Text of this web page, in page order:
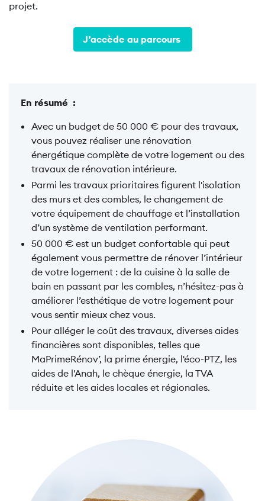
projet.
J’accède au parcours
En résumé :
Avec un budget de 50 000 € pour des travaux,
vous pouvez réaliser une rénovation
énergétique complète de votre logement ou des
travaux de rénovation intérieure.
Parmi les travaux prioritaires figurent l'isolation
des murs et des combles, le changement de
votre équipement de chauffage et l’installation
d’un système de ventilation performant.
50 000 € est un budget confortable qui peut
également vous permettre de rénover l’intérieur
de votre logement : de la cuisine à la salle de
bain en passant par les combles, n’hésitez-pas à
améliorer l’esthétique de votre logement pour
vous sentir mieux chez vous.
Pour alléger le coût des travaux, diverses aides
financières sont disponibles, telles que
MaPrimeRénov’, la prime énergie, l'éco-PTZ, les
aides de l'Anah, le chèque énergie, la TVA
réduite et les aides locales et régionales.